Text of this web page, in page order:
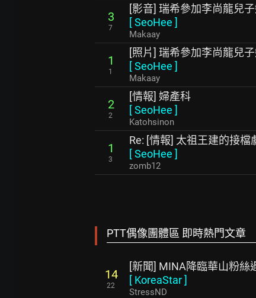
3
7
[影音] 瑞希參加李尚龍兒
[SeoHee ]
Makaay
1
1
[照片] 瑞希參加李尚龍兒
[SeoHee ]
Makaay
2
2
[情報] 婦產科
[SeoHee ]
Katohsinon
1
3
Re: [情報] 太祖王建的接
[SeoHee ]
zomb12
PTT偶像團體區 即時熱門文章
14
22
[新聞] MINA降臨華山粉絲
[ KoreaStar]
StressND